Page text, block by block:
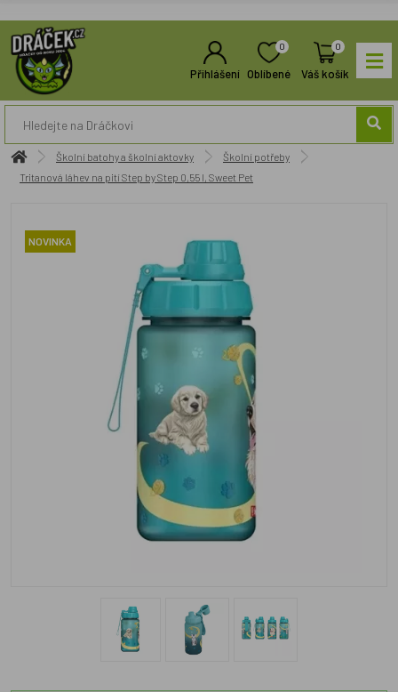
Přihlášení
0
Oblíbené
0
Váš košík
Školní batohy a školní aktovky
Školní potřeby
Tritanová láhev na pití Step by Step 0,55 l, Sweet Pet
NOVINKA